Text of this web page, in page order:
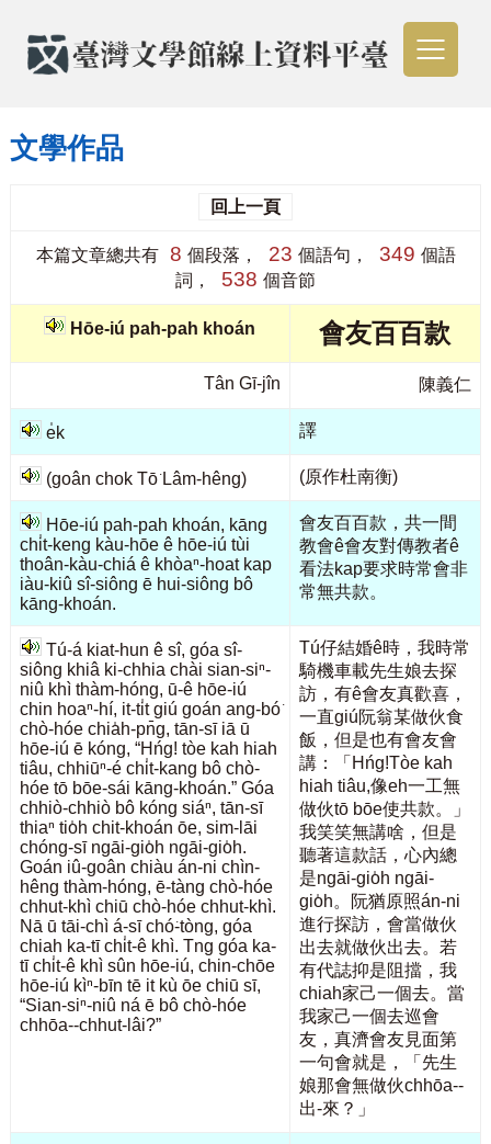
文學作品
回上一頁
本篇文章總共有 8 個段落， 23 個語句， 349 個語
詞，
538 個音節
Hōe-iú pah-pah khoán 會友百百款
Tân Gī-jîn 陳義仁
e̍k 譯
(goân chok Tō͘ Lâm-hêng) (原作杜南衡)
Hōe-iú pah-pah khoán, kāng
chi̍t-keng kàu-hōe ê hōe-iú tùi
thoân-kàu-chiá ê khòaⁿ-hoat kap
iàu-kiû sî-siông ē hui-siông bô
kāng-khoán.
會友百百款，共一間
教會ê會友對傳教者ê
看法kap要求時常會非
常無共款。
Tú-á kiat-hun ê sî, góa sî-
siông khiâ ki-chhia chài sian-siⁿ-
niû khì thàm-hóng, ū-ê hōe-iú
chin hoaⁿ-hí, it-ti̍t giú goán ang-bó͘
chò-hóe chia̍h-pn̄g, tān-sī iā ū
hōe-iú ē kóng, “Hńg! tòe kah hiah
tiâu, chhiūⁿ-é chi̍t-kang bô chò-
hóe tō bōe-sái kāng-khoán.” Góa
chhiò-chhiò bô kóng siáⁿ, tān-sī
thiaⁿ tio̍h chit-khoán ōe, sim-lāi
chóng-sī ngāi-gio̍h ngāi-gio̍h.
Goán iû-goân chiàu án-ni chìn-
hêng thàm-hóng, ē-tàng chò-hóe
chhut-khì chiū chò-hóe chhut-khì.
Nā ū tāi-chì á-sī chó͘-tòng, góa
chiah ka-tī chi̍t-ê khì. Tng góa ka-
tī chi̍t-ê khì sûn hōe-iú, chin-chōe
hōe-iú kìⁿ-bīn tē it kù ōe chiū sī,
“Sian-siⁿ-niû ná ē bô chò-hóe
chhōa--chhut-lâi?”
Tú仔結婚ê時，我時常
騎機車載先生娘去探
訪，有ê會友真歡喜，
一直giú阮翁某做伙食
飯，但是也有會友會
講：「Hńg!Tòe kah
hiah tiâu,像eh一工無
做伙tō bōe使共款。」
我笑笑無講啥，但是
聽著這款話，心內總
是ngāi-gio̍h ngāi-
gio̍h。阮猶原照án-ni
進行探訪，會當做伙
出去就做伙出去。若
有代誌抑是阻擋，我
chiah家己一個去。當
我家己一個去巡會
友，真濟會友見面第
一句會就是，「先生
娘那會無做伙chhōa--
出-來？」